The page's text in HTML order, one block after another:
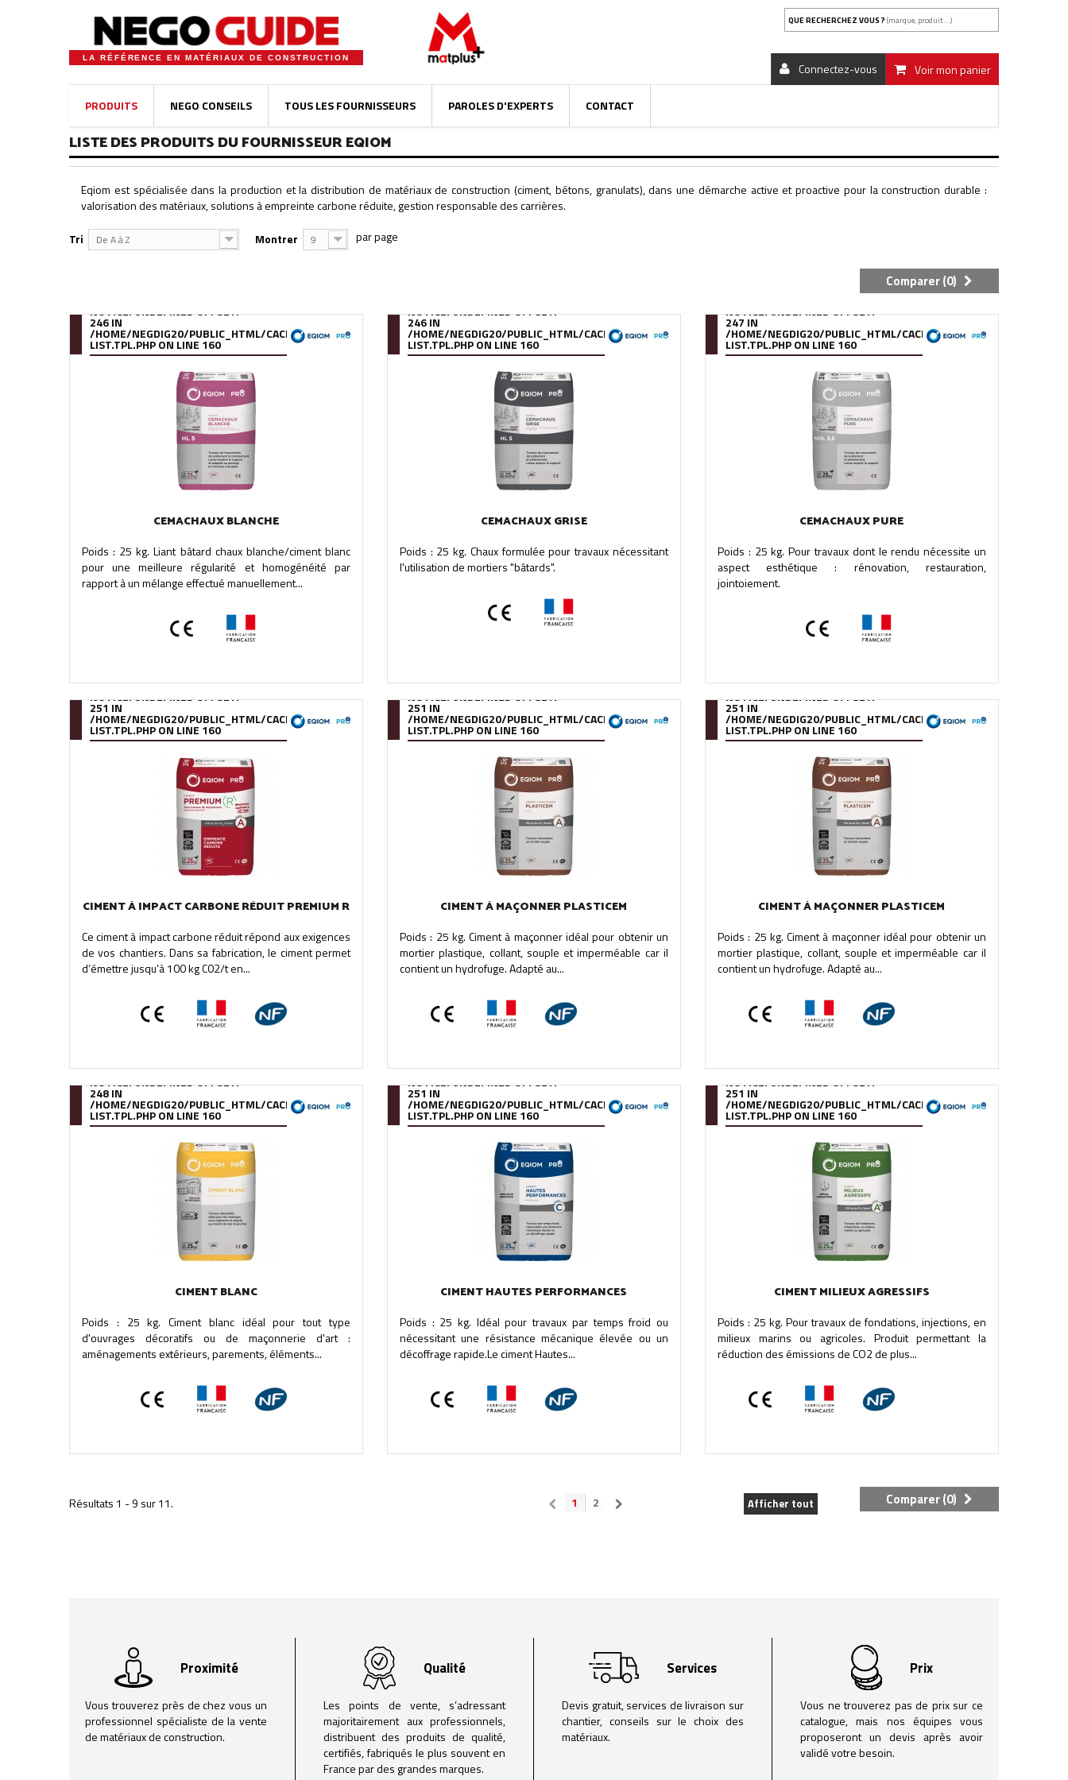
LA RÉFÉRENCE EN MATÉRIAUX DE CONSTRUCTION
QUE RECHERCHEZ VOUS ? (marque, produit...)
Voir mon panier
Connectez-vous
PRODUITS NEGO CONSEILS TOUS LES FOURNISSEURS PAROLES D'EXPERTS CONTACT
LISTE DES PRODUITS DU FOURNISSEUR EQIOM
Eqiom est spécialisée dans la production et la distribution de matériaux de construction (ciment, bétons, granulats), dans une démarche active et proactive pour la construction durable :
valorisation des matériaux, solutions à empreinte carbone réduite, gestion responsable des carrières.
Tri
De A à Z Montrer 9
Comparer (0)
NOTICE: UNDEFINED OFFSET:
246 IN
/HOME/NEGDIG20/PUBLIC_HTML/CACHE/SMARTY/COMPILE/95/39/DE/9539DE895288B34880F5912627880978280A0F6A.FILE.PRODUCT-
LIST.TPL.PHPON LINE 160
CEMACHAUX BLANCHE
Poids : 25 kg. Liant bâtard chaux blanche/ciment blanc
pour une meilleure régularité et homogénéité par
rapport à un mélange effectué manuellement...
NOTICE: UNDEFINED OFFSET:
246 IN
/HOME/NEGDIG20/PUBLIC_HTML/CACHE/SMARTY/COMPILE/95/39/DE/
LIST.TPL.PHPON LINE 160
CEMACHAUX GRISE
Poids : 25 kg. Chaux formulée pour travaux nécessitant
l'utilisation de mortiers "bâtards".
NOTICE: UNDEFINED OFFSET:
247 IN
/HOME/NEGDIG20/PUBLIC_HTML/CACHE/SMARTY/COMPILE/
LIST.TPL.PHPON LINE 160
CEMACHAUX PURE
Poids : 25 kg. Pour travaux dont le rendu nécessite un
aspect esthétique : rénovation, restauration,
jointoiement.
NOTICE: UNDEFINED OFFSET:
251 IN
/HOME/NEGDIG20/PUBLIC_HTML/CACHE/SMARTY/COMPILE/95/39/DE/9539DE895288B34880F5912627880978280A0F6A.FILE.PRODUCT-
LIST.TPL.PHPON LINE 160
CIMENT À IMPACT CARBONE RÉDUIT PREMIUM R
Ce ciment à impact carbone réduit répond aux exigences
de vos chantiers. Dans sa fabrication, le ciment permet
d’émettre jusqu’à 100 kg C02/t en...
NOTICE: UNDEFINED OFFSET:
251 IN
/HOME/NEGDIG20/PUBLIC_HTML/CACHE/SMARTY/COMPILE/95/39/DE/
LIST.TPL.PHPON LINE 160
CIMENT À MAÇONNER PLASTICEM
Poids : 25 kg. Ciment à maçonner idéal pour obtenir un
mortier plastique, collant, souple et imperméable car il
contient un hydrofuge. Adapté au...
NOTICE: UNDEFINED OFFSET:
251 IN
/HOME/NEGDIG20/PUBLIC_HTML/CACHE/SMARTY/COMPILE/
LIST.TPL.PHPON LINE 160
CIMENT À MAÇONNER PLASTICEM
Poids : 25 kg. Ciment à maçonner idéal pour obtenir un
mortier plastique, collant, souple et imperméable car il
contient un hydrofuge. Adapté au...
NOTICE: UNDEFINED OFFSET:
248 IN
/HOME/NEGDIG20/PUBLIC_HTML/CACHE/SMARTY/COMPILE/95/39/DE/9539DE895288B34880F5912627880978280A0F6A.FILE.PRODUCT-
LIST.TPL.PHPON LINE 160
CIMENT BLANC
Poids : 25 kg. Ciment blanc idéal pour tout type
d'ouvrages décoratifs ou de maçonnerie d'art :
aménagements extérieurs, parements, éléments...
NOTICE: UNDEFINED OFFSET:
251 IN
/HOME/NEGDIG20/PUBLIC_HTML/CACHE/SMARTY/COMPILE/95/39/DE/
LIST.TPL.PHPON LINE 160
CIMENT HAUTES PERFORMANCES
Poids : 25 kg. Idéal pour travaux par temps froid ou
nécessitant une résistance mécanique élevée ou un
décoffrage rapide.Le ciment Hautes...
NOTICE: UNDEFINED OFFSET:
251 IN
/HOME/NEGDIG20/PUBLIC_HTML/CACHE/SMARTY/COMPILE/
LIST.TPL.PHPON LINE 160
CIMENT MILIEUX AGRESSIFS
Poids : 25 kg. Pour travaux de fondations, injections, en
milieux marins ou agricoles. Produit permettant la
réduction des émissions de CO2 de plus...
Comparer (0)
Afficher tout
1 2
Résultats 1 - 9 sur 11.
Proximité
Vous trouverez près de chez vous un
professionnel spécialiste de la vente
de matériaux de construction.
Qualité
Les points de vente, s’adressant
majoritairement aux professionnels,
distribuent des produits de qualité,
certifiés, fabriqués le plus souvent en
France par des grandes marques.
Services
Devis gratuit, services de livraison sur
chantier, conseils sur le choix des
matériaux.
Prix
Vous ne trouverez pas de prix sur ce
catalogue, mais nos équipes vous
proposeront un devis après avoir
validé votre besoin.